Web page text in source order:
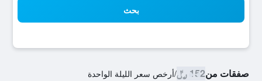
بحث
صفقات من152 ﷼ /أرخص سعر الليلة الواحدة